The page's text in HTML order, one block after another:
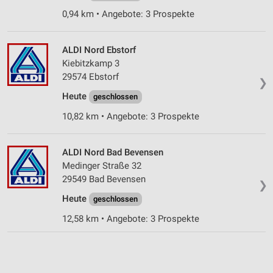
0,94 km • Angebote: 3 Prospekte
❯
ALDI Nord Ebstorf
Kiebitzkamp 3
29574 Ebstorf
Heute
geschlossen
10,82 km • Angebote: 3 Prospekte
❯
ALDI Nord Bad Bevensen
Medinger Straße 32
29549 Bad Bevensen
Heute
geschlossen
12,58 km • Angebote: 3 Prospekte